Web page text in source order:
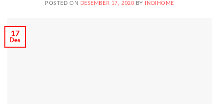
POSTED ON DESEMBER 17, 2020 BY INDIHOME
17
Des